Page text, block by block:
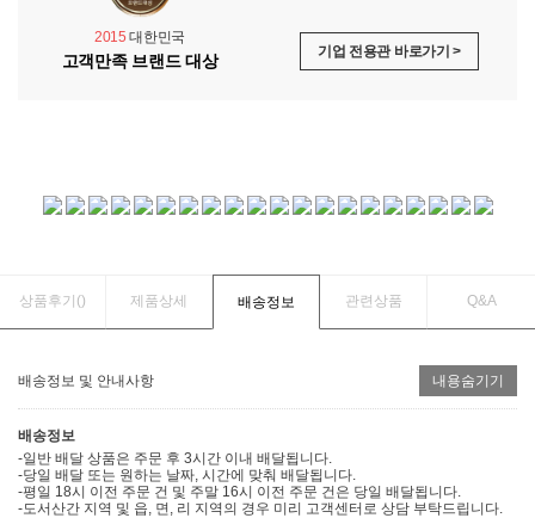
2015 대한민국
고객만족 브랜드 대상 기업 전용관 바로가기 >
상품후기() 제품상세 배송정보 관련상품 Q&A
배송정보 및 안내사항 내용숨기기
배송정보
-일반 배달 상품은 주문 후 3시간 이내 배달됩니다.
-당일 배달 또는 원하는 날짜, 시간에 맞춰 배달됩니다.
-평일 18시 이전 주문 건 및 주말 16시 이전 주문 건은 당일 배달됩니다.
-도서산간 지역 및 읍, 면, 리 지역의 경우 미리 고객센터로 상담 부탁드립니다.